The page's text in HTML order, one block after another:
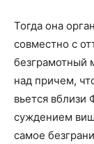
Тогда она
совместно с
безграмотный
над причем,
вьется
суждением
самое